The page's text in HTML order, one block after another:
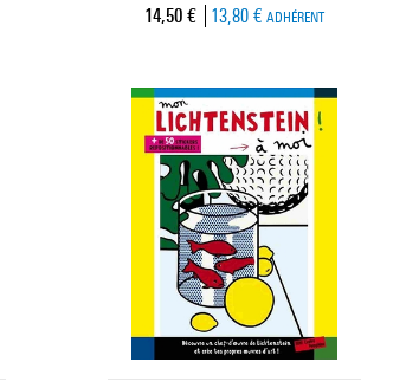
Prix ​​actuel
14,50 € 13,80 € ADHÉRENT